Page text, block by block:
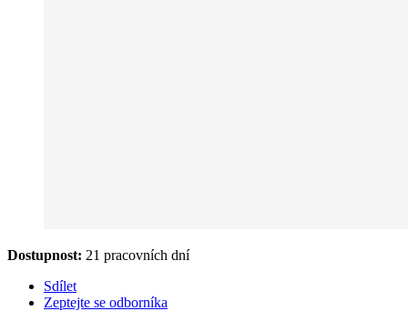
Dostupnost: 21 pracovních dní
Sdílet
Zeptejte se odborníka